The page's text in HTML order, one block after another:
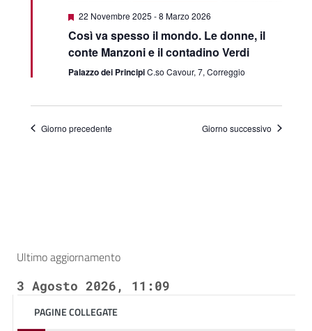
Segnalati
22 Novembre 2025 -8 Marzo 2026
Così va spesso il mondo. Le donne, il
conte Manzoni e il contadino Verdi
Palazzo dei PrincipiC.so Cavour, 7, Correggio
Giorno precedente Giorno successivo
Ultimo aggiornamento
3 Agosto 2026, 11:09
PAGINE COLLEGATE